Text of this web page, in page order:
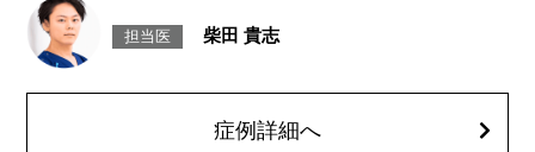
ごく稀にアレルギー反応、細菌感染、血管内誤注入による血流障害（血管
閉塞）などの重篤な副作用が報告されています。施術後1〜2週間は、注入
部位を強くこする・圧迫するなどのマッサージや刺激は避けてください。
オプション：表面麻酔 3,300円(税込) 笑気麻酔 3,300円(税込)
担当医 柴田 貴志
症例詳細へ